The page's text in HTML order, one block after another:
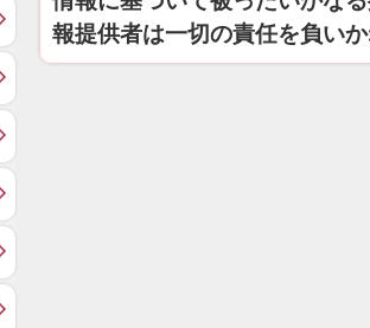
報提供者は一切の責任を負いか